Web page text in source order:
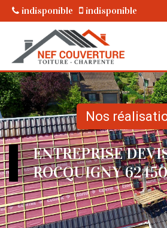
indisponible indisponible
Nos
ENTREPRISE
ROCQUIGNY 62450